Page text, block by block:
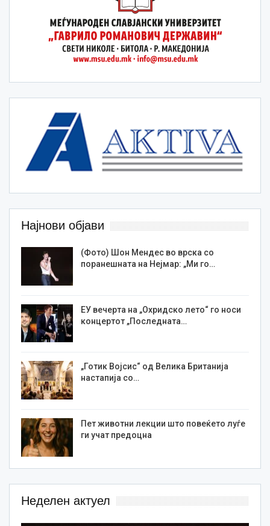
Најнови објави
(Фото) Шон Мендес во врска со
поранешната на Нејмар: „Ми го…
ЕУ вечерта на „Охридско лето“ го носи
концертот „Последната…
„Готик Војсис“ од Велика Британија
настапија со…
Пет животни лекции што повеќето луѓе
ги учат предоцна
Неделен актуел